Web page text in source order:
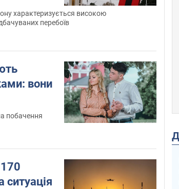
характеризується високою
перебоїв
вони
побачення
ситуація